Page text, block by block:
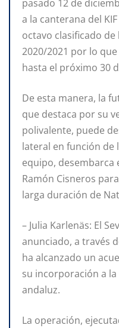
pasado 12 de
a la canterana del
octavo clasificado
2020/2021 por lo
hasta el próximo 30
De esta manera, la
que destaca por su
polivalente, puede
lateral en función de
equipo, desembarca
Ramón Cisneros
larga duración de
– Julia Karlenäs: El
anunciado, a través
ha alcanzado un
su incorporación a
andaluz.
La operación,